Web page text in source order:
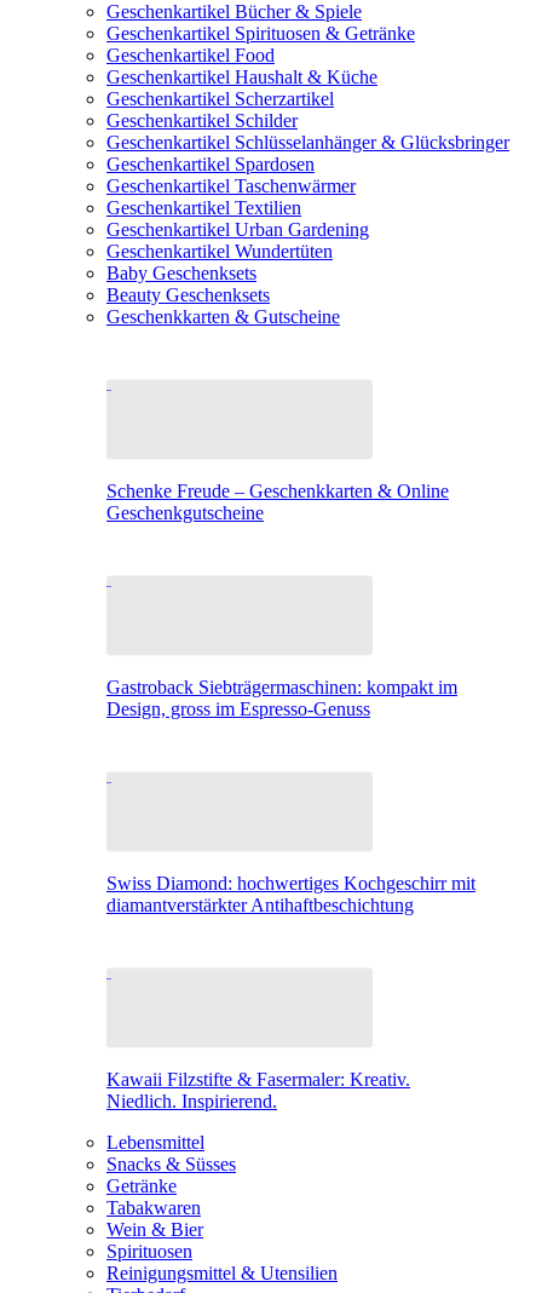
Geschenkartikel Bücher & Spiele
Geschenkartikel Spirituosen & Getränke
Geschenkartikel Food
Geschenkartikel Haushalt & Küche
Geschenkartikel Scherzartikel
Geschenkartikel Schilder
Geschenkartikel Schlüsselanhänger & Glücksbringer
Geschenkartikel Spardosen
Geschenkartikel Taschenwärmer
Geschenkartikel Textilien
Geschenkartikel Urban Gardening
Geschenkartikel Wundertüten
Baby Geschenksets
Beauty Geschenksets
Geschenkkarten & Gutscheine
Schenke Freude – Geschenkkarten & Online
Geschenkgutscheine
Gastroback Siebträgermaschinen: kompakt im
Design, gross im Espresso-Genuss
Swiss Diamond: hochwertiges Kochgeschirr mit
diamantverstärkter Antihaftbeschichtung
Kawaii Filzstifte & Fasermaler: Kreativ.
Niedlich. Inspirierend.
Lebensmittel
Snacks & Süsses
Getränke
Tabakwaren
Wein & Bier
Spirituosen
Reinigungsmittel & Utensilien